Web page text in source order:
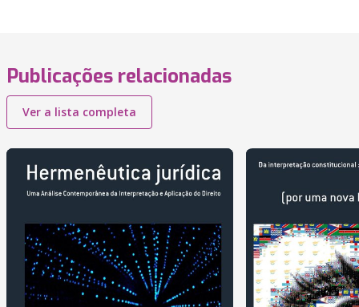
Publicações relacionadas
Ver a lista completa